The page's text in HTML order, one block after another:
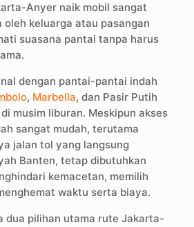
Anyer naik mobil sangat
keluarga atau pasangan
suasana pantai tanpa harus
dengan pantai-pantai indah
, Marbella, dan Pasir Putih
musim liburan. Meskipun akses
sangat mudah, terutama
jalan tol yang langsung
Banten, tetap dibutuhkan
kemacetan, memilih
waktu serta biaya.
dua pilihan utama rute Jakarta-